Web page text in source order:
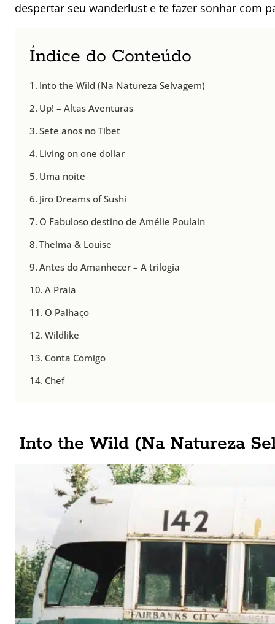
despertar seu wanderlust e te fazer sonhar com
Índice do Conteúdo
Into the Wild (Na Natureza Selvagem)
Up! – Altas Aventuras
Sete anos no Tibet
Living on one dollar
Uma noite
Jiro Dreams of Sushi
O Fabuloso destino de Amélie Poulain
Thelma & Louise
Antes do Amanhecer – A trilogia
A Praia
O Palhaço
Wildlike
Conta Comigo
Chef
Into the Wild (Na Natureza